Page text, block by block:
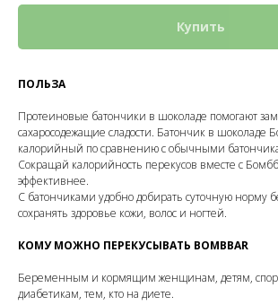
Купить
ПОЛЬЗА
Протеиновые батончики в шоколаде помогают
сахаросодежащие сладости. Батончик в шоколаде
калорийный по сравнению с обычными
Сокращай калорийность перекусов вместе с
эффективнее.
С батончиками удобно добирать суточную норму
сохранять здоровье кожи, волос и ногтей.
КОМУ МОЖНО ПЕРЕКУСЫВАТЬ BOMBBAR
Беременным и кормящим женщинам, детям,
диабетикам, тем, кто на диете.